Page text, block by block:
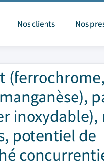
Nos clients Nos
(ferrochrome,
potentiel de